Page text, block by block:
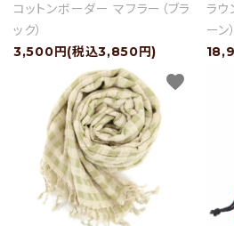
コットンボーダー マフラー（ブラ
ック）
3,500円(税込3,850円)
ラウ
ーン）
favorite